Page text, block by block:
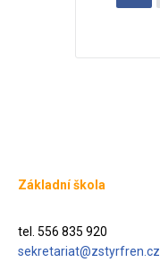
Základní škola
tel. 556 835 920
sekretariat@zstyrfren.cz